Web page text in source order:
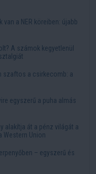
a NER köreiben: újabb
A számok kegyetlenül
szaftos a csirkecomb: a
egyszerű a puha almás
alakítja át a pénz világát a
Western Union
– egyszerű és